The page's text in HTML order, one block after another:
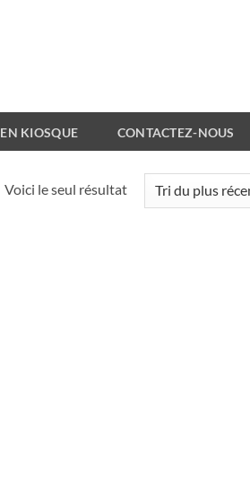
EN KIOSQUE CONTACTEZ-NOUS
Voici le seul résultat